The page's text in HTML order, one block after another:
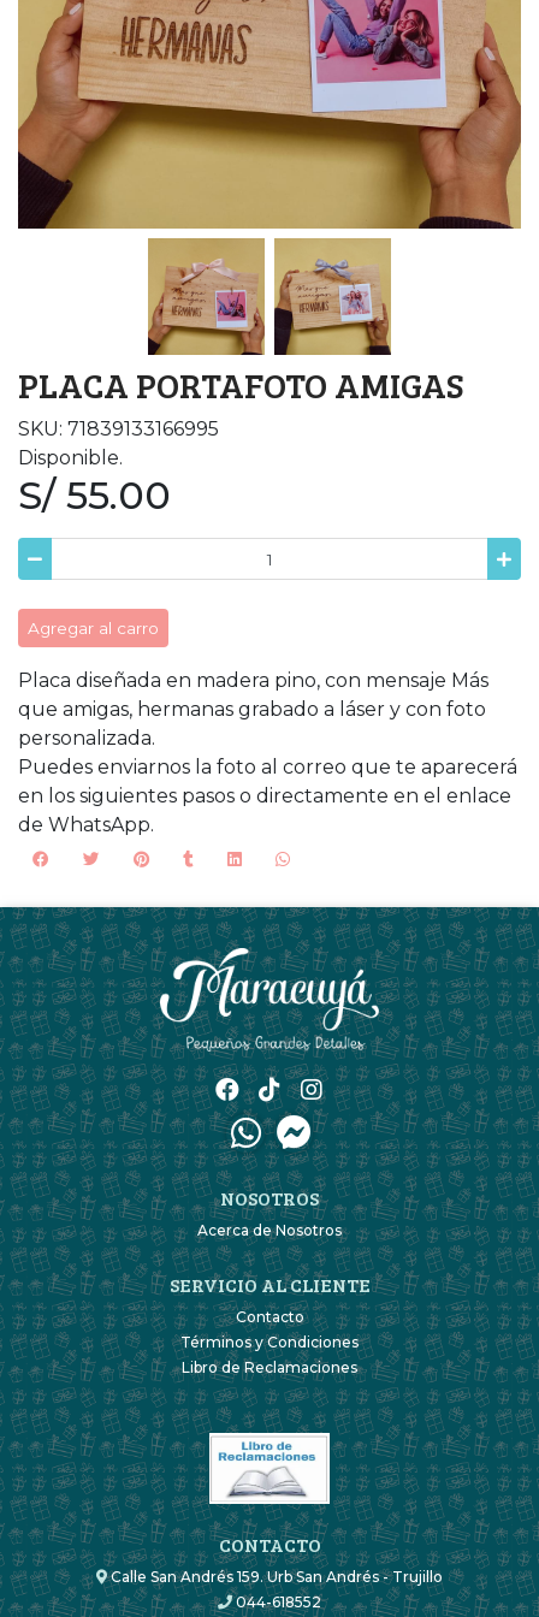
PLACA PORTAFOTO AMIGAS
SKU: 71839133166995
Disponible.
S/ 55.00
Agregar al carro
Placa diseñada en madera pino, con mensaje Más
que amigas, hermanas grabado a láser y con foto
personalizada.
Puedes enviarnos la foto al correo que te aparecerá
en los siguientes pasos o directamente en el enlace
de WhatsApp.
NOSOTROS
Acerca de Nosotros
SERVICIO AL CLIENTE
Contacto
Términos y Condiciones
Libro de Reclamaciones
CONTACTO
Calle San Andrés 159. Urb San Andrés - Trujillo
044-618552